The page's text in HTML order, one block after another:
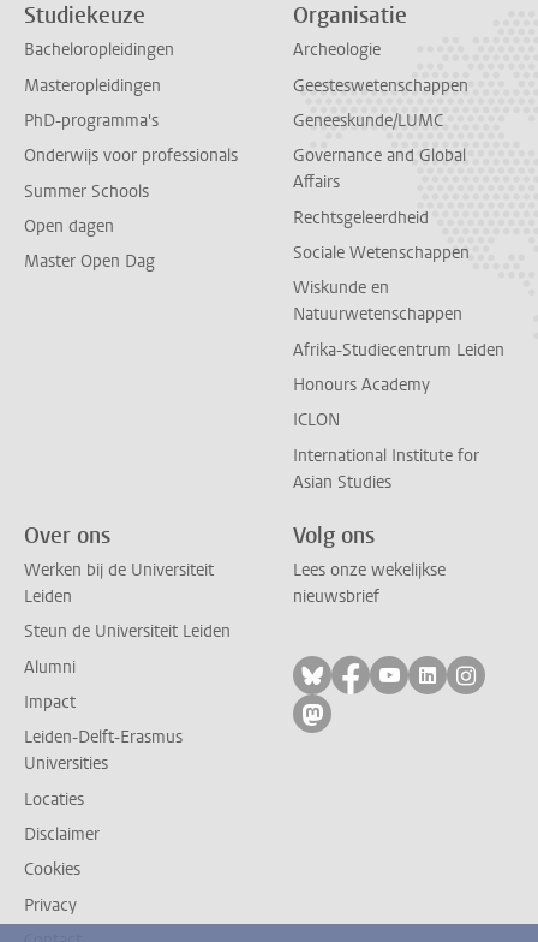
Studiekeuze
Bacheloropleidingen
Masteropleidingen
PhD-programma's
Onderwijs voor professionals
Summer Schools
Open dagen
Master Open Dag
Organisatie
Archeologie
Geesteswetenschappen
Geneeskunde/LUMC
Governance and Global
Affairs
Rechtsgeleerdheid
Sociale Wetenschappen
Wiskunde en
Natuurwetenschappen
Afrika-Studiecentrum Leiden
Honours Academy
ICLON
International Institute for
Asian Studies
Over ons
Werken bij de Universiteit
Leiden
Steun de Universiteit Leiden
Alumni
Impact
Leiden-Delft-Erasmus
Universities
Locaties
Disclaimer
Cookies
Privacy
Volg ons
Lees onze wekelijkse
nieuwsbrief
Volg ons op bluesky
Volg ons op
Volg ons op
Volg ons
Volg
Volg ons op mastodon